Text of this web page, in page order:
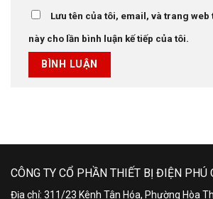
Lưu tên của tôi, email, và trang
này cho lần bình luận kế tiếp của tôi.
CÔNG TY CỔ PHẦN THIẾT BỊ ĐIỆN PHÚ
Địa chỉ: 311/23 Kênh Tân Hóa, Phường Hòa